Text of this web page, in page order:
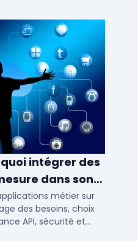
intégrer des
dans son
métier sur
des besoins, choix
API, sécurité et